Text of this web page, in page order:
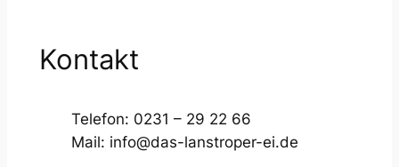
Kontakt
Telefon: 0231 – 29 22 66
Mail: info@das-lanstroper-ei.de